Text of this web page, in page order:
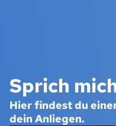
Sprich
Hier findest du
dein Anliegen.